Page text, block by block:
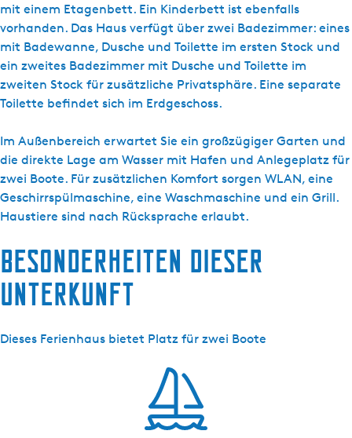
mit einem Etagenbett. Ein Kinderbett ist ebenfalls
vorhanden. Das Haus verfügt über zwei Badezimmer: eines
mit Badewanne, Dusche und Toilette im ersten Stock und
ein zweites Badezimmer mit Dusche und Toilette im
zweiten Stock für zusätzliche Privatsphäre. Eine separate
Toilette befindet sich im Erdgeschoss.
Im Außenbereich erwartet Sie ein großzügiger Garten und
die direkte Lage am Wasser mit Hafen und Anlegeplatz für
zwei Boote. Für zusätzlichen Komfort sorgen WLAN, eine
Geschirrspülmaschine, eine Waschmaschine und ein Grill.
Haustiere sind nach Rücksprache erlaubt.
Besonderheiten dieser
Unterkunft
Dieses Ferienhaus bietet Platz für zwei Boote
n
h
e
t
W
a
e
r
-
T
o
e
n
w
o
i